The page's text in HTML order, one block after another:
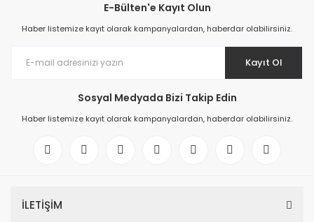
E-Bülten'e Kayıt Olun
Haber listemize kayıt olarak kampanyalardan, haberdar olabilirsiniz.
Kayıt Ol
Sosyal Medyada Bizi Takip Edin
Haber listemize kayıt olarak kampanyalardan, haberdar olabilirsiniz.
İLETİŞİM